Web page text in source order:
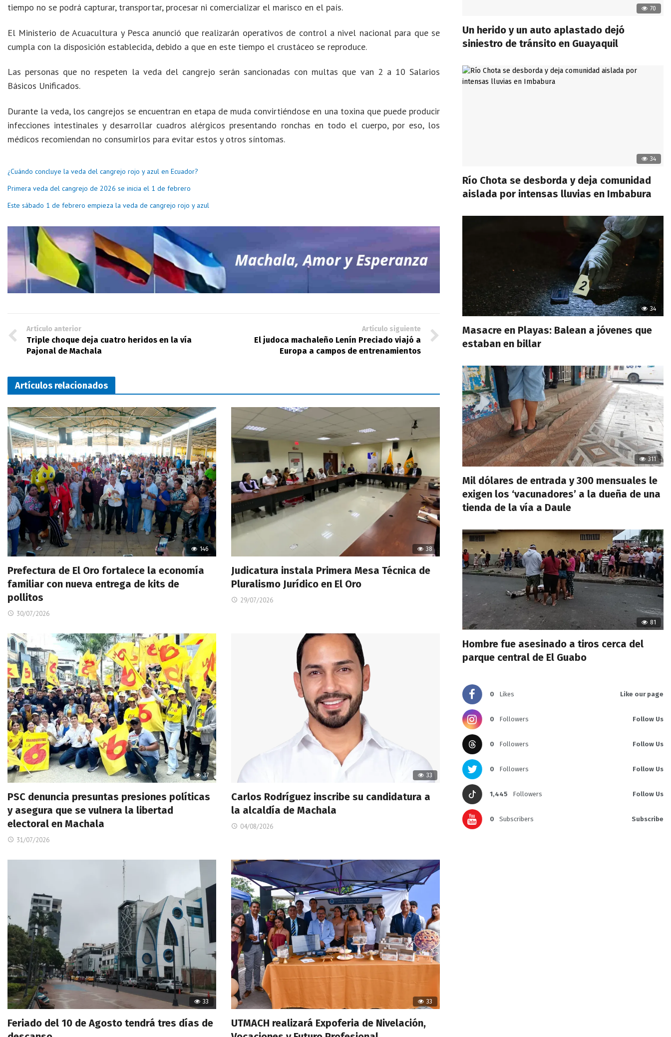
tiempo no se podrá capturar, transportar, procesar ni comercializar el marisco en el país.
El Ministerio de Acuacultura y Pesca anunció que realizarán operativos de control a nivel nacional para que se
cumpla con la disposición establecida, debido a que en este tiempo el crustáceo se reproduce.
Las personas que no respeten la veda del cangrejo serán sancionadas con multas que van 2 a 10 Salarios
Básicos Unificados.
Durante la veda, los cangrejos se encuentran en etapa de muda convirtiéndose en una toxina que puede producir
infecciones intestinales y desarrollar cuadros alérgicos presentando ronchas en todo el cuerpo, por eso, los
médicos recomiendan no consumirlos para evitar estos y otros síntomas.
¿Cuándo concluye la veda del cangrejo rojo y azul en Ecuador?
Primera veda del cangrejo de 2026 se inicia el 1 de febrero
Este sábado 1 de febrero empieza la veda de cangrejo rojo y azul
Artículo anterior
Triple choque deja cuatro heridos en la vía
Pajonal de Machala
Artículo siguiente
El judoca machaleño Lenín Preciado viajó a
Europa a campos de entrenamientos
Artículos relacionados
146
Prefectura de El Oro fortalece la economía
familiar con nueva entrega de kits de
pollitos
30/07/2026
38
Judicatura instala Primera Mesa Técnica de
Pluralismo Jurídico en El Oro
29/07/2026
37
PSC denuncia presuntas presiones políticas
y asegura que se vulnera la libertad
electoral en Machala
31/07/2026
33
Carlos Rodríguez inscribe su candidatura a
la alcaldía de Machala
04/08/2026
33
Feriado del 10 de Agosto tendrá tres días de
33
UTMACH realizará Expoferia de Nivelación,
70
Un herido y un auto aplastado dejó
siniestro de tránsito en Guayaquil
34
Río Chota se desborda y deja comunidad
aislada por intensas lluvias en Imbabura
34
Masacre en Playas: Balean a jóvenes que
estaban en billar
311
Mil dólares de entrada y 300 mensuales le
exigen los ‘vacunadores’ a la dueña de una
tienda de la vía a Daule
81
Hombre fue asesinado a tiros cerca del
parque central de El Guabo
0 Likes Like our page
0 Followers Follow Us
0 Followers Follow Us
0 Followers Follow Us
1,445 Followers Follow Us
0 Subscribers Subscribe